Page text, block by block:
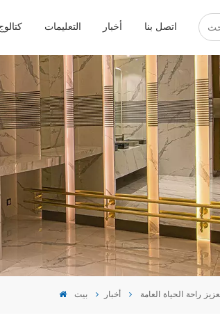
التعليمات أخبار اتصل بنا
بيت أخبار راحة الحياة العامة